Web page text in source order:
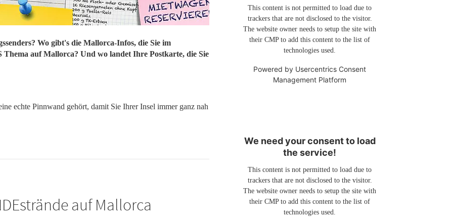
Wo gibt's die Mallorca-Infos, die Sie im
Thema auf Mallorca? Und wo landet Ihre Postkarte, die Sie
echte Pinnwand gehört, damit Sie Ihrer Insel immer ganz nah
auf Mallorca
This content is not permitted to load due to
trackers that are not disclosed to the visitor.
The website owner needs to setup the site with
their CMP to add this content to the list of
technologies used.
Powered by Usercentrics Consent
Management Platform
We need your consent to load
the service!
This content is not permitted to load due to
trackers that are not disclosed to the visitor.
The website owner needs to setup the site with
their CMP to add this content to the list of
technologies used.